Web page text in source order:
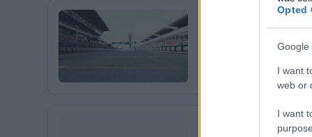
Opted
Google
I want
web or
I want
Egyetlen hiba